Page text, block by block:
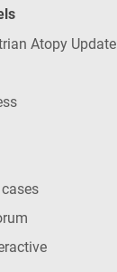
Atopy Update